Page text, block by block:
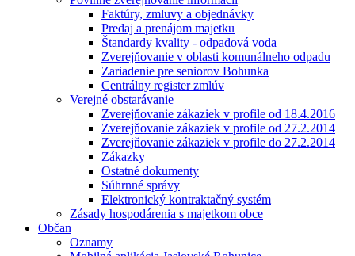
Faktúry, zmluvy a objednávky
Predaj a prenájom majetku
Štandardy kvality - odpadová voda
Zverejňovanie v oblasti komunálneho odpadu
Zariadenie pre seniorov Bohunka
Centrálny register zmlúv
Verejné obstarávanie
Zverejňovanie zákaziek v profile od 18.4.2016
Zverejňovanie zákaziek v profile od 27.2.2014
Zverejňovanie zákaziek v profile do 27.2.2014
Zákazky
Ostatné dokumenty
Súhrnné správy
Elektronický kontraktačný systém
Zásady hospodárenia s majetkom obce
Občan
Oznamy